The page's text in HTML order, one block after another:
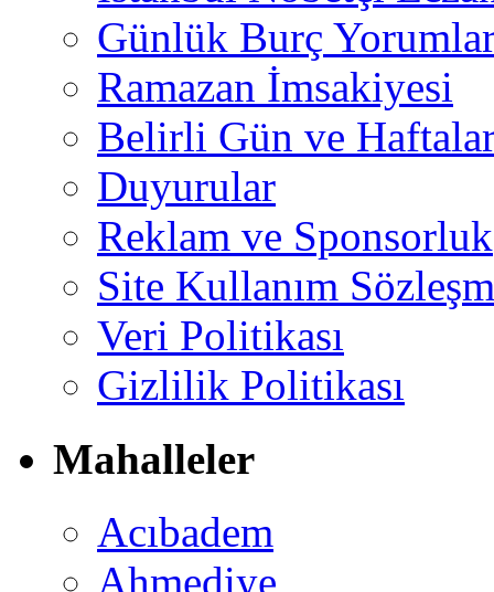
Günlük Burç
Ramazan İmsakiyesi
Belirli Gün ve
Duyurular
Reklam ve Sponsorluk
Site Kullanım
Veri Politikası
Gizlilik Politikası
Mahalleler
Acıbadem
Ahmediye